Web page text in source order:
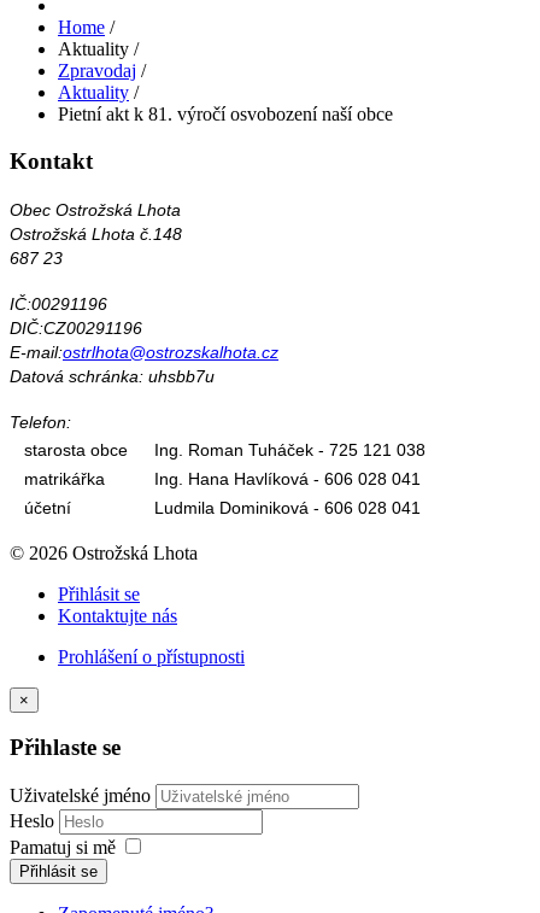
Home /
Aktuality /
Zpravodaj /
Aktuality /
Pietní akt k 81. výročí osvobození naší obce
Kontakt
Obec Ostrožská Lhota
Ostrožská Lhota č.148
687 23
IČ:00291196
DIČ:CZ00291196
E-mail:ostrlhota@ostrozskalhota.cz
Datová schránka: uhsbb7u
Telefon:
starosta obce
Ing. Roman Tuháček - 725 121 038
matrikářka
Ing. Hana Havlíková - 606 028 041
účetní
Ludmila Dominiková - 606 028 041
© 2026 Ostrožská Lhota
Přihlásit se
Kontaktujte nás
Prohlášení o přístupnosti
×
Přihlaste se
Uživatelské jméno
Heslo
Pamatuj si mě
Přihlásit se